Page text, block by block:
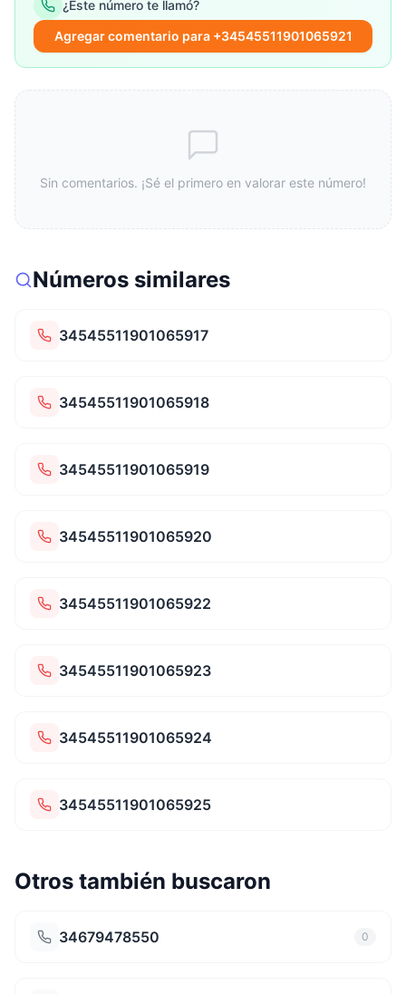
¿Este número te llamó?
Agregar comentario para +34545511901065921
Sin comentarios. ¡Sé el primero en valorar este número!
Números similares
34545511901065917
34545511901065918
34545511901065919
34545511901065920
34545511901065922
34545511901065923
34545511901065924
34545511901065925
Otros también buscaron
34679478550 0